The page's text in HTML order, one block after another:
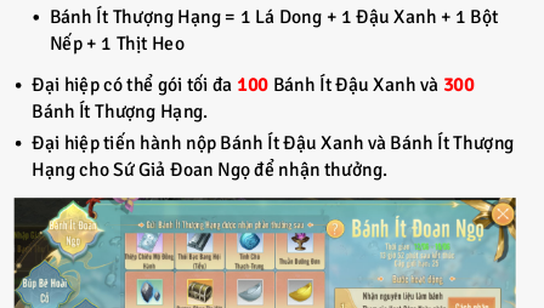
Bánh Ít Thượng Hạng = 1 Lá Dong + 1 Đậu Xanh + 1 Bột
Nếp + 1 Thịt Heo
Đại hiệp có thể gói tối đa 100 Bánh Ít Đậu Xanh và 300
Bánh Ít Thượng Hạng.
Đại hiệp tiến hành nộp Bánh Ít Đậu Xanh và Bánh Ít Thượng
Hạng cho Sứ Giả Đoan Ngọ để nhận thưởng.